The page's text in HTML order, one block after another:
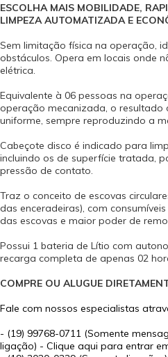
ESCOLHA MAIS MOBILIDADE,
LIMPEZA AUTOMATIZADA E
Sem limitação física na operação,
obstáculos. Opera em locais onde
elétrica.
Equivalente à 06 pessoas na
operação mecanizada, o resultado
uniforme, sempre reproduzindo a
Cabeçote disco é indicado para
incluindo os de superfície tratada,
pressão de contato.
Traz o conceito de escovas
das enceradeiras), com
das escovas e maior poder de
Possui 1 bateria de Lítio com
recarga completa de apenas 02
COMPRE OU ALUGUE
Fale com nossos especialistas
- (19) 99768-0711 (Somente
ligação) - Clique aqui para entrar